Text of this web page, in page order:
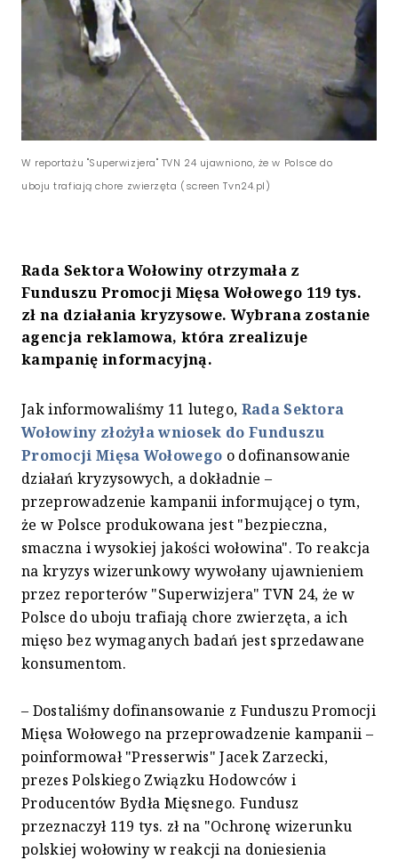
W reportażu "Superwizjera" TVN 24 ujawniono, że w Polsce do
uboju trafiają chore zwierzęta (screen Tvn24.pl)
Rada Sektora Wołowiny otrzymała z
Funduszu Promocji Mięsa Wołowego 119 tys.
zł na działania kryzysowe. Wybrana zostanie
agencja reklamowa, która zrealizuje
kampanię informacyjną.
Jak informowaliśmy 11 lutego, Rada Sektora
Wołowiny złożyła wniosek do Funduszu
Promocji Mięsa Wołowego o dofinansowanie
działań kryzysowych, a dokładnie –
przeprowadzenie kampanii informującej o tym,
że w Polsce produkowana jest "bezpieczna,
smaczna i wysokiej jakości wołowina". To reakcja
na kryzys wizerunkowy wywołany ujawnieniem
przez reporterów "Superwizjera" TVN 24, że w
Polsce do uboju trafiają chore zwierzęta, a ich
mięso bez wymaganych badań jest sprzedawane
konsumentom.
– Dostaliśmy dofinansowanie z Funduszu Promocji
Mięsa Wołowego na przeprowadzenie kampanii –
poinformował "Presserwis" Jacek Zarzecki,
prezes Polskiego Związku Hodowców i
Producentów Bydła Mięsnego. Fundusz
przeznaczył 119 tys. zł na "Ochronę wizerunku
polskiej wołowiny w reakcji na doniesienia